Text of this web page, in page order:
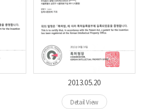
2013.05.20
Detail View